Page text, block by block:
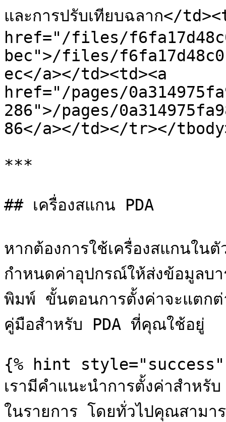
และการปรับเทียบฉลาก</
href="/files/
bec">/files/
ec</a></td><td><a
href="/pages/
286">/pages/
86</a></td></tr></
***
## เครื่องสแกน PDA
หากต้องการใช้เครื่องสแกนใ
กำหนดค่าอุปกรณ์ให้ส่งข้อมูลบ
พิมพ์ ขั้นตอนการตั้งค่าจะแตก
คู่มือสำหรับ PDA ที่คุณใช้อยู่
{% hint style="success"
เรามีคำแนะนำการตั้งค่าสำห
ในรายการ โดยทั่วไปคุณสามา